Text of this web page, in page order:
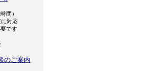
間）
対応
です
のご案内